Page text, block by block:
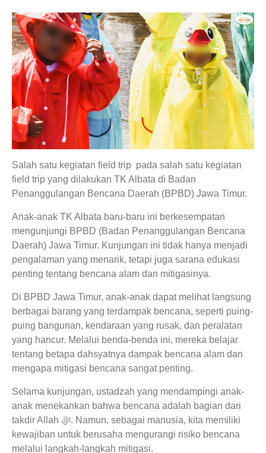
Salah satu kegiatan field trip pada salah satu kegiatan
field trip yang dilakukan TK Albata di Badan
Penanggulangan Bencana Daerah (BPBD) Jawa Timur.
Anak-anak TK Albata baru-baru ini berkesempatan
mengunjungi BPBD (Badan Penanggulangan Bencana
Daerah) Jawa Timur. Kunjungan ini tidak hanya menjadi
pengalaman yang menarik, tetapi juga sarana edukasi
penting tentang bencana alam dan mitigasinya.
Di BPBD Jawa Timur, anak-anak dapat melihat langsung
berbagai barang yang terdampak bencana, seperti puing-
puing bangunan, kendaraan yang rusak, dan peralatan
yang hancur. Melalui benda-benda ini, mereka belajar
tentang betapa dahsyatnya dampak bencana alam dan
mengapa mitigasi bencana sangat penting.
Selama kunjungan, ustadzah yang mendampingi anak-
anak menekankan bahwa bencana adalah bagian dari
takdir Allah ﷻ. Namun, sebagai manusia, kita memiliki
kewajiban untuk berusaha mengurangi risiko bencana
melalui langkah-langkah mitigasi.